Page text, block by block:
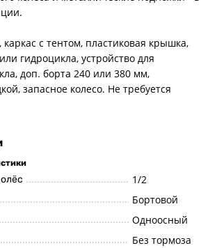
с тентом, пластиковая крышка,
гидроцикла, устройство для
доп. борта 240 или 380 мм,
запасное колесо. Не требуется
1/2
Бортовой
Одноосный
Без тормоза